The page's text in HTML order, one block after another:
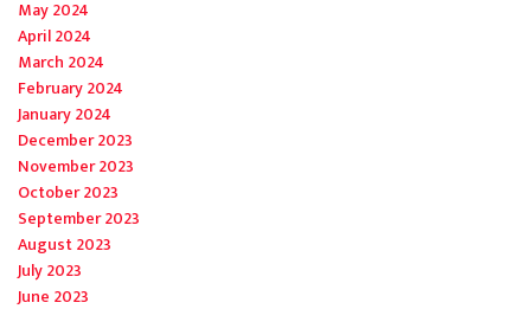
May 2024
April 2024
March 2024
February 2024
January 2024
December 2023
November 2023
October 2023
September 2023
August 2023
July 2023
June 2023